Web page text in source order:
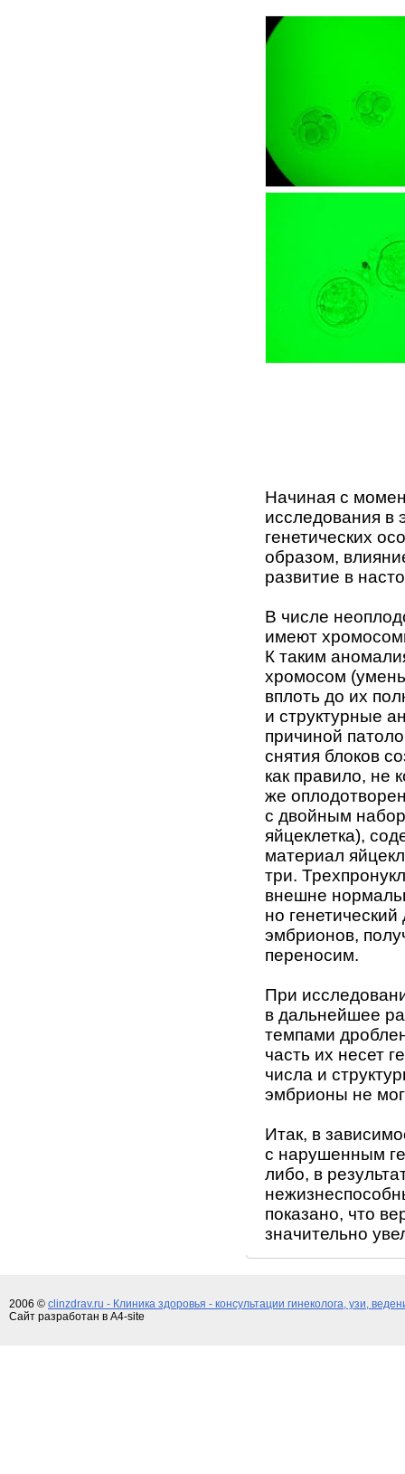
Начиная с
исследования в
генетических
образом,
развитие в
В числе
имеют
К таким
хромосом
вплоть до их
и структурные
причиной
снятия блоков
как правило, не
же
с двойным
яйцеклетка),
материал
три.
внешне
но
эмбрионов,
переносим.
При
в дальнейшее
темпами
часть их несет
числа и
эмбрионы не
Итак, в
с нарушенным
либо, в
показано, что
значительно
2006 © clinzdrav.ru - Клиника здоровья - консультации гинеколога, узи,
Сайт разработан в A4-site